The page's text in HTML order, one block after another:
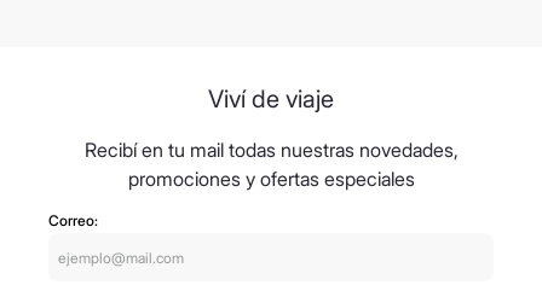
Viví de viaje
Recibí en tu mail todas nuestras novedades,
promociones y ofertas especiales
Correo: